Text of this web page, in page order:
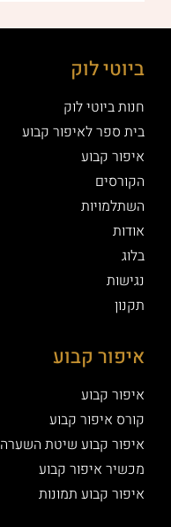
ביוטי לוק
חנות ביוטי לוק
בית ספר לאיפור קבוע
איפור קבוע
הקורסים
השתלמויות
אודות
בלוג
נגישות
תקנון
איפור קבוע
איפור קבוע
קורס איפור קבוע
איפור קבוע שיטת השערה
מכשיר איפור קבוע
איפור קבוע תמונות